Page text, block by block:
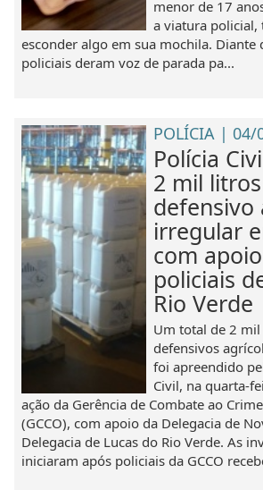
menor de 17
a viatura policial,
esconder algo em sua mochila. Diante
policiais deram voz de parada pa...
POLÍCIA | 04/
Polícia
2 mil
defensivo
irregular
com
policiais
Rio Verde
Um total de 2
defensivos
foi apreendido
Civil, na quarta-
ação da Gerência de Combate ao
(GCCO), com apoio da Delegacia de
Delegacia de Lucas do Rio Verde. As
iniciaram após policiais da GCCO